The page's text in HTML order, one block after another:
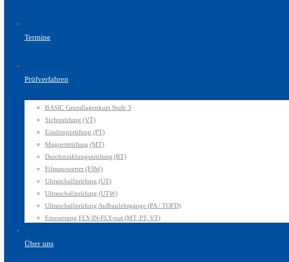
Termine
Prüfverfahren
BASIC Grundlagenkurs Stufe 3
Sichtprüfung (VT)
Eindringprüfung (PT)
Magnetprüfung (MT)
Durchstrahlungsprüfung (RT)
Filmauswerter (FAW)
Ultraschallprüfung (UT)
Ultraschallprüfung (UTW)
Ultraschallprüfung Aufbaulehrgänge (PA / TOFD)
Erneuerung FLY-IN-FLY-out (MT, PT, VT)
Über uns